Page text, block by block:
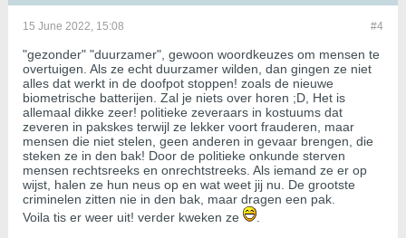
#4
15 June 2022, 15:08
"gezonder" "duurzamer", gewoon woordkeuzes om mensen te
overtuigen. Als ze echt duurzamer wilden, dan gingen ze niet
alles dat werkt in de doofpot stoppen! zoals de nieuwe
biometrische batterijen. Zal je niets over horen ;D, Het is
allemaal dikke zeer! politieke zeveraars in kostuums dat
zeveren in pakskes terwijl ze lekker voort frauderen, maar
mensen die niet stelen, geen anderen in gevaar brengen, die
steken ze in den bak! Door de politieke onkunde sterven
mensen rechtsreeks en onrechtstreeks. Als iemand ze er op
wijst, halen ze hun neus op en wat weet jij nu. De grootste
criminelen zitten nie in den bak, maar dragen een pak.
Voila tis er weer uit! verder kweken ze